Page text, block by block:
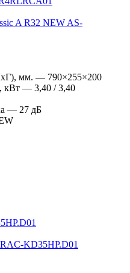
A R32 NEW AS-
мм. — 790×255×200
кВт — 3,40 / 3,40
— 27 дБ
KD35HP.D01